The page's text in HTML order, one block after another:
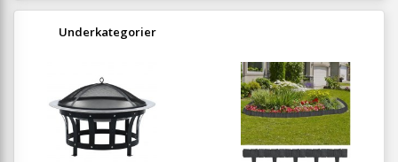
Underkategorier